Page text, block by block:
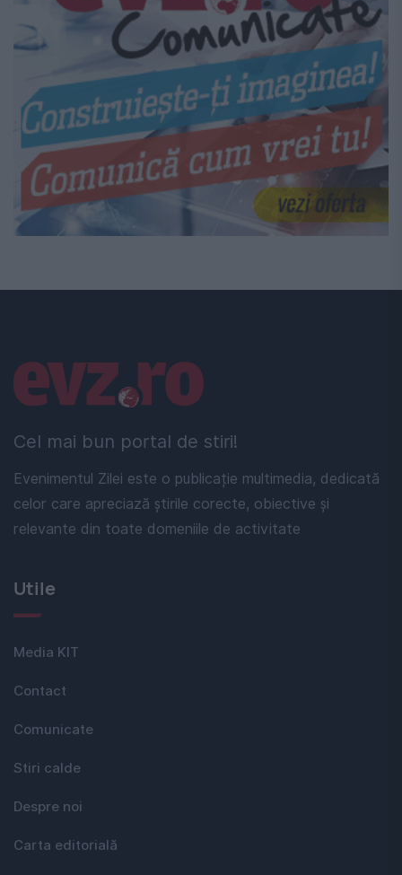
Cel mai bun portal de stiri!
Evenimentul Zilei este o publicație multimedia, dedicată
celor care apreciază știrile corecte, obiective și
relevante din toate domeniile de activitate
Linkuri utile
Utile
Media KIT
Contact
Comunicate
Stiri calde
Despre noi
Carta editorială